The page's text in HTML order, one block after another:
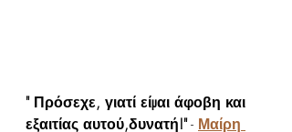
" Πρόσεχε, γιατί είμαι άφοβη και
εξαιτίας αυτού,δυνατή!" - Μαίρη